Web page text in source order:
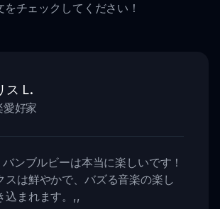
をチェックしてください！
ス L.
愛好家
ンブルビーは本当に楽しいです！
スは鮮やかで、バズる音楽の楽し
まれます。 ,,